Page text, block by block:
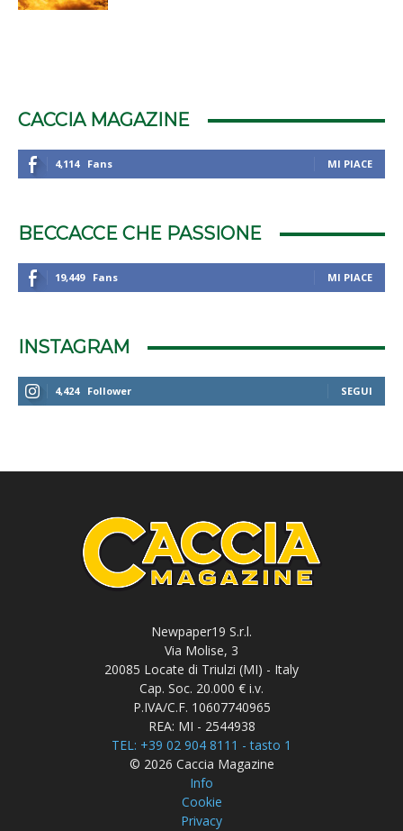
CACCIA MAGAZINE
4,114 Fans MI PIACE
BECCACCE CHE PASSIONE
19,449 Fans MI PIACE
INSTAGRAM
4,424 Follower SEGUI
Newpaper19 S.r.l.
Via Molise, 3
20085 Locate di Triulzi (MI) - Italy
Cap. Soc. 20.000 € i.v.
P.IVA/C.F. 10607740965
REA: MI - 2544938
TEL: +39 02 904 8111 - tasto 1
© 2026 Caccia Magazine
Info
Cookie
Privacy